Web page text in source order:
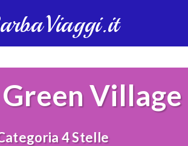
Village
4 Stelle